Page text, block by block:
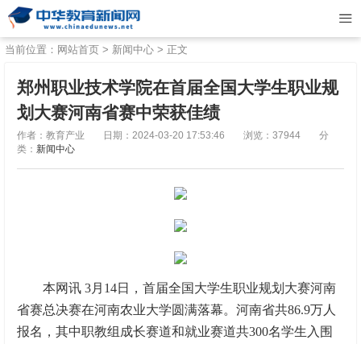
当前位置： 网站首页 > 新闻中心 > 正文
郑州职业技术学院在首届全国大学生职业规
划大赛河南省赛中荣获佳绩
作者：教育产业 日期：2024-03-20 17:53:46 浏览：37944
分
类： 新闻中心
本网讯 3月14日，首届全国大学生职业规划大赛河南
省赛总决赛在河南农业大学圆满落幕。河南省共86.9万人
报名，其中职教组成长赛道和就业赛道共300名学生入围